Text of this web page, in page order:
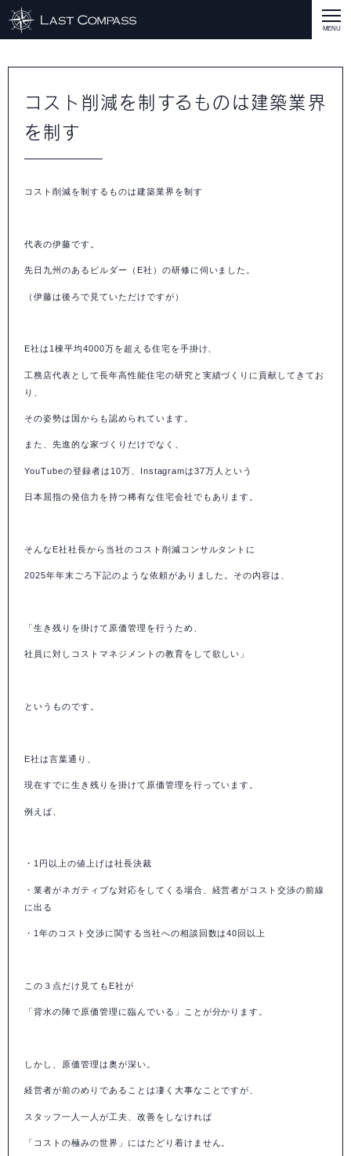
CASE
CASE
商品戦略
人材開発
評価制度
集客改善
コスト削減
買取再販
集客改善
SERVICE MENU
に関して
に関して
に関して
に関して
に関して
RECRUIT
INQUERY
コスト削減を制するものは建築業界
を制す
コスト削減を制するものは建築業界を制す
代表の伊藤です。
先日九州のあるビルダー（ E社）の研修に伺いました。
（伊藤は後ろで見ていただけですが）
E社は 1 棟平均4000万を超える住宅を手掛け、
工務店代表として長年高性能住宅の研究と実績づくりに貢献してきてお
り、
その姿勢は国からも認められています。
また、先進的な家づくりだけでなく、
YouTubeの登録者は 10万、 Instagramは37万人という
日本屈指の発信力を持つ稀有な住宅会社でもあります。
そんな E社社長から当社のコスト削減コンサルタントに
2025年年末ごろ下記のような依頼がありました。その内容は、
「生き残りを掛けて原価管理を行うため、
社員に対しコストマネジメントの教育をして欲しい」
というものです。
E社は言葉通り、
現在すでに生き残りを掛けて原価管理を行っています。
例えば、
・ 1 円以上の値上げは社長決裁
・業者がネガティブな対応をしてくる場合、経営者がコスト交渉の前線
に出る
・ 1 年のコスト交渉に関する当社への相談回数は40回以上
この３点だけ見ても E社が
「背水の陣で原価管理に臨んでいる」ことが分かります。
しかし、原価管理は奥が深い。
経営者が前のめりであることは凄く大事なことですが、
スタッフ一人一人が工夫、改善をしなければ
「コストの極みの世界」にはたどり着けません。